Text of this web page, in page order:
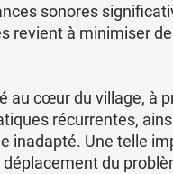
sonores
revient à minimiser
au cœur du village, à
récurrentes,
inadapté. Une telle
déplacement du